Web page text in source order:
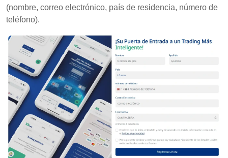
(nombre, correo electrónico, país de residencia, número de
teléfono).